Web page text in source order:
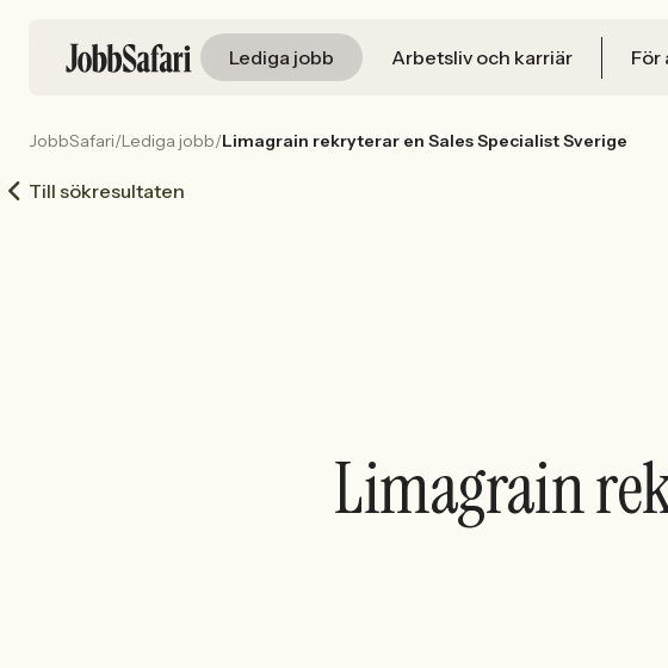
Lediga jobb Arbetsliv och karriär För
JobbSafari/Lediga jobb/Limagrain rekryterar en Sales Specialist Sverige
Till sökresultaten
Limagrain